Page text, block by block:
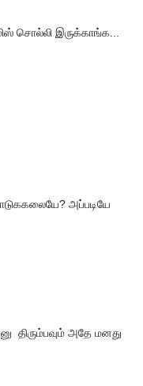
சொல்லி இருக்காங்க...
அப்படியே